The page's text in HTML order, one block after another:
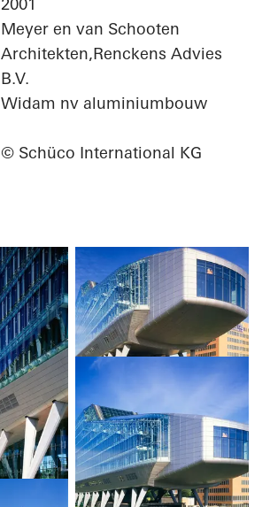
Meyer en van Schooten
Architekten,Renckens Advies
B.V.
Widam nv aluminiumbouw
© Schüco International KG